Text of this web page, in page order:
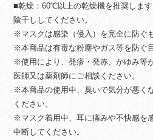
■乾燥：60℃以上の乾燥機を推奨しま
陰干ししてください。
※マスクは感染（侵入）を完全に防ぐ
※本商品は有毒な粉塵やガス等を防ぐ
※使用により、発疹・発赤、かゆみ等
医師又は薬剤師にご相談ください。
※本商品の使用中、臭いで気分が悪く
ください。
※マスク着用中、耳に痛みや不快感を
中断してください。